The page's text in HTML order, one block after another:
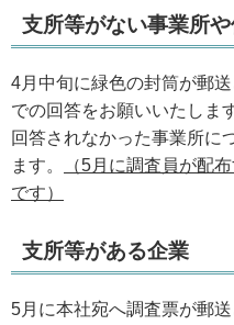
支所等がない事業所
4月中旬に緑色の封筒が郵
での回答をお願いいたします
回答されなかった事業所に
ます。
（5月に調査員が配
です）
支所等がある企業
5月に本社宛へ調査票が郵